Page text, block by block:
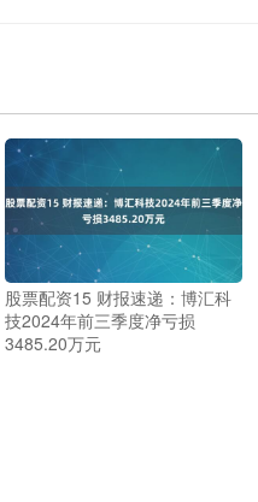
股票配资15 财报速递：博汇科
技2024年前三季度净亏损
3485.20万元